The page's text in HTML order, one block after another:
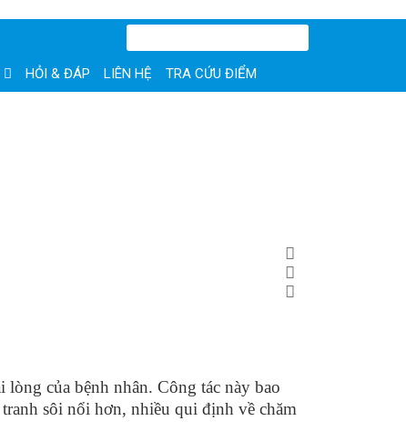
HỎI & ĐÁP LIÊN HỆ TRA CỨU ĐIỂM
lòng của bệnh nhân. Công tác này bao
sôi nổi hơn, nhiều qui định về chăm